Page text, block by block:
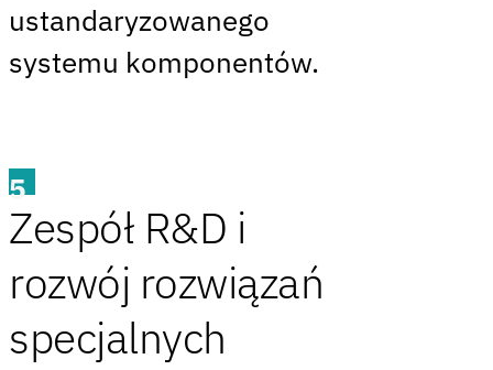
ustandaryzowanego
systemu komponentów.
5
Zespół R&D i
rozwój rozwiązań
specjalnych